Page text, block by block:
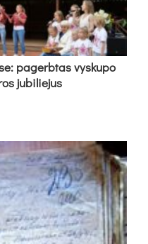
pa­gerb­tas vys­ku­po
ju­bi­lie­jus